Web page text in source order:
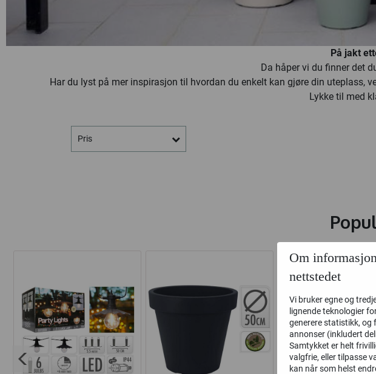
På jakt
Da håper vi du finner det
Har du lyst på mer inspirasjon til hvordan du enkelt kan gjøre din uteplass,
Lykke til med
Pris
Om
nettstedet
Vi bruker egne og
lignende teknologier
generere statistikk, og
annonser (inkludert
Samtykket er helt
valgfrie, eller tilpasse
kan når som helst